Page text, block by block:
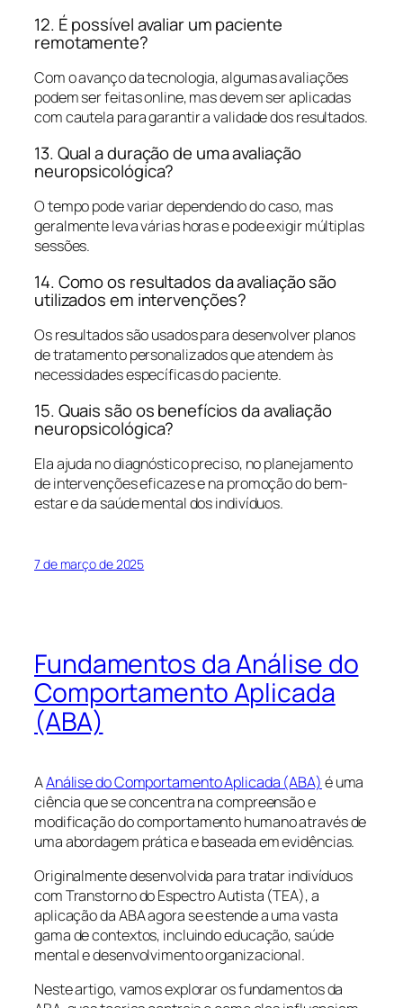
12. É possível avaliar um paciente
remotamente?
Com o avanço da tecnologia, algumas avaliações
podem ser feitas online, mas devem ser aplicadas
com cautela para garantir a validade dos resultados.
13. Qual a duração de uma avaliação
neuropsicológica?
O tempo pode variar dependendo do caso, mas
geralmente leva várias horas e pode exigir múltiplas
sessões.
14. Como os resultados da avaliação são
utilizados em intervenções?
Os resultados são usados para desenvolver planos
de tratamento personalizados que atendem às
necessidades específicas do paciente.
15. Quais são os benefícios da avaliação
neuropsicológica?
Ela ajuda no diagnóstico preciso, no planejamento
de intervenções eficazes e na promoção do bem-
estar e da saúde mental dos indivíduos.
7 de março de 2025
Fundamentos da Análise do
Comportamento Aplicada
(ABA)
AAnálise do Comportamento Aplicada (ABA) é uma
ciência que se concentra na compreensão e
modificação do comportamento humano através de
uma abordagem prática e baseada em evidências.
Originalmente desenvolvida para tratar indivíduos
com Transtorno do Espectro Autista (TEA), a
aplicação da ABA agora se estende a uma vasta
gama de contextos, incluindo educação, saúde
mental e desenvolvimento organizacional.
Neste artigo, vamos explorar os fundamentos da